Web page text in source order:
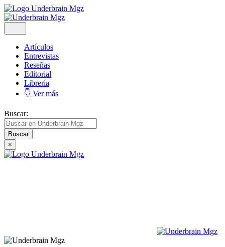
Artículos
Entrevistas
Reseñas
Editorial
Librería
👇 Ver más
Buscar:
×